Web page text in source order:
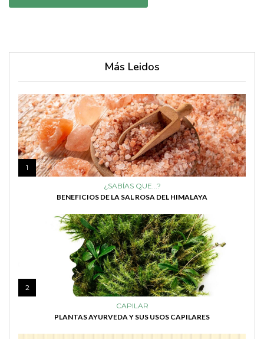
Más Leidos
1
¿SABÍAS QUE...?
BENEFICIOS DE LA SAL ROSA DEL HIMALAYA
2
CAPILAR
PLANTAS AYURVEDA Y SUS USOS CAPILARES